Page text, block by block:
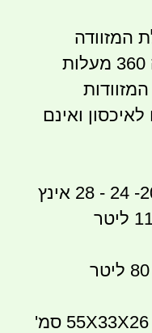
המזוודה
ואינם
מזוודה גדולה 28 אינץ =כ 118 ליטר
מזוודה בינונית 24 אינץ = כ 80 ליטר